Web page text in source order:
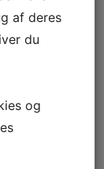
af deres
du
og